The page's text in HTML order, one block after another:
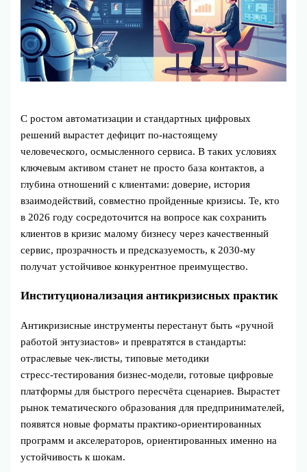
С ростом автоматизации и стандартных цифровых
решений вырастет дефицит по‑настоящему
человеческого, осмысленного сервиса. В таких условиях
ключевым активом станет не просто база контактов, а
глубина отношений с клиентами: доверие, история
взаимодействий, совместно пройденные кризисы. Те, кто
в 2026 году сосредоточится на вопросе как сохранить
клиентов в кризис малому бизнесу через качественный
сервис, прозрачность и предсказуемость, к 2030‑му
получат устойчивое конкурентное преимущество.
Институционализация антикризисных практик
Антикризисные инструменты перестанут быть «ручной
работой энтузиастов» и превратятся в стандарты:
отраслевые чек‑листы, типовые методики
стресс‑тестирования бизнес‑модели, готовые цифровые
платформы для быстрого пересчёта сценариев. Вырастет
рынок тематического образования для предпринимателей,
появятся новые форматы практико‑ориентированных
программ и акселераторов, ориентированных именно на
устойчивость к шокам.